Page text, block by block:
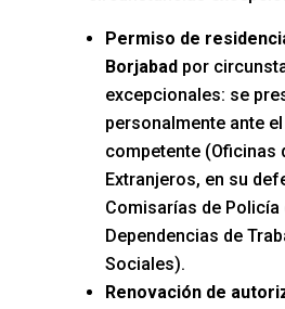
Permiso de
Borjabadpor
excepcionales: se
personalmente ante
competente (Oficinas
Extranjeros, en su
Comisarías de Policía
Dependencias de
Sociales).
Renovación de